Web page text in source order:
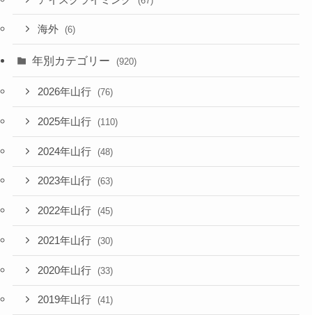
海外 (6)
年別カテゴリー (920)
2026年山行 (76)
2025年山行 (110)
2024年山行 (48)
2023年山行 (63)
2022年山行 (45)
2021年山行 (30)
2020年山行 (33)
2019年山行 (41)